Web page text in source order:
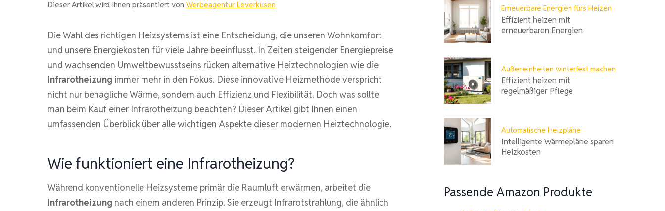
Dieser Artikel wird Ihnen präsentiert von Werbeagentur Leverkusen
Die Wahl des richtigen Heizsystems ist eine Entscheidung, die unseren Wohnkomfort
und unsere Energiekosten für viele Jahre beeinflusst. In Zeiten steigender Energiepreise
und wachsenden Umweltbewusstseins rücken alternative Heiztechnologien wie die
Infrarotheizung immer mehr in den Fokus. Diese innovative Heizmethode verspricht
nicht nur behagliche Wärme, sondern auch Effizienz und Flexibilität. Doch was sollte
man beim Kauf einer Infrarotheizung beachten? Dieser Artikel gibt Ihnen einen
umfassenden Überblick über alle wichtigen Aspekte dieser modernen Heiztechnologie.
Wie funktioniert eine Infrarotheizung?
Während konventionelle Heizsysteme primär die Raumluft erwärmen, arbeitet die
Infrarotheizung nach einem anderen Prinzip. Sie erzeugt Infrarotstrahlung, die ähnlich
Erneuerbare Energien fürs Heizen
Effizient heizen mit
erneuerbaren Energien
Außeneinheiten winterfest machen
Effizient heizen mit
regelmäßiger Pflege
Automatische Heizpläne
Intelligente Wärmepläne sparen
Heizkosten
Passende Amazon Produkte